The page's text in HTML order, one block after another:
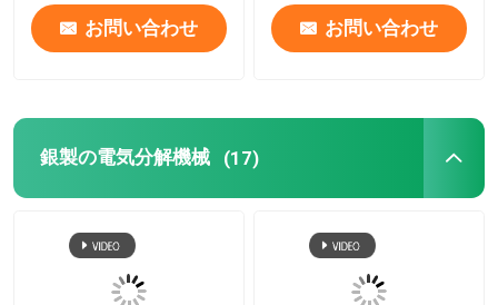
お問い合わせ お問い合わせ
銀製の電気分解機械 (17)